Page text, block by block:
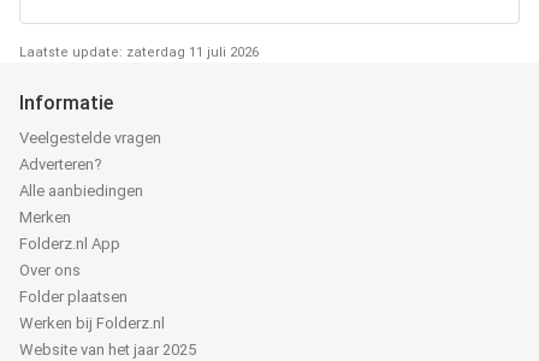
Laatste update: zaterdag 11 juli 2026
Informatie
Veelgestelde vragen
Adverteren?
Alle aanbiedingen
Merken
Folderz.nl App
Over ons
Folder plaatsen
Werken bij Folderz.nl
Website van het jaar 2025